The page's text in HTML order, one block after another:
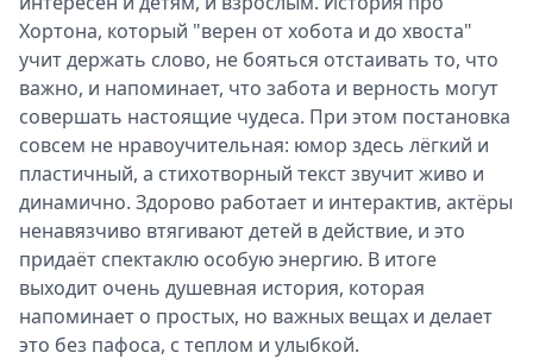
Хортона, который "верен от хобота и до хвоста"
учит держать слово, не бояться отстаивать то, что
важно, и напоминает, что забота и верность могут
совершать настоящие чудеса. При этом постановка
совсем не нравоучительная: юмор здесь лёгкий и
пластичный, а стихотворный текст звучит живо и
динамично. Здорово работает и интерактив, актёры
ненавязчиво втягивают детей в действие, и это
придаёт спектаклю особую энергию. В итоге
выходит очень душевная история, которая
напоминает о простых, но важных вещах и делает
это без пафоса, с теплом и улыбкой.